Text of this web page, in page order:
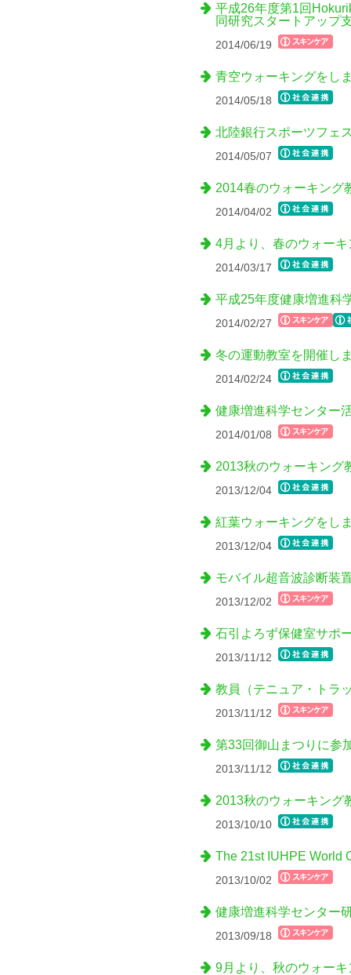
平成26年度第1回
同研究スタートアップ
2014/06/19
青空ウォーキングをし
2014/05/18
北陸銀行スポーツフェ
2014/05/07
2014春のウォーキング
2014/04/02
4月より、春のウォー
2014/03/17
平成25年度健康増進科
2014/02/27
冬の運動教室を開催し
2014/02/24
健康増進科学センター
2014/01/08
2013秋のウォーキング
2013/12/04
紅葉ウォーキングをし
2013/12/04
モバイル超音波診断装
2013/12/02
石引よろず保健室サポ
2013/11/12
教員（テニュア・トラ
2013/11/12
第33回御山まつりに参
2013/11/12
2013秋のウォーキング
2013/10/10
The 21st IUHPE World
2013/10/02
健康増進科学センター
2013/09/18
9月より、秋のウォー